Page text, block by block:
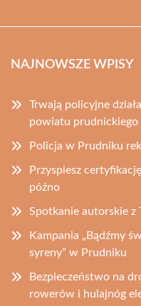
NAJNOWSZE WPISY
Trwają policyjne
powiatu prudnickiego
Policja w Prudniku
Przyspiesz
późno
Spotkanie autorskie z
Kampania „Bądźmy
syreny” w Prudniku
Bezpieczeństwo na
rowerów i hulajnóg